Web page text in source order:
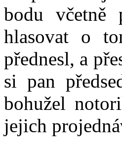
bodu včetně
hlasovat o
přednesl, a
si pan
bohužel
jejich